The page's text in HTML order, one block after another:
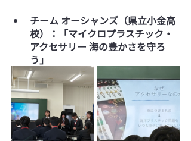
チーム オーシャンズ（県立小金高
校）：「マイクロプラスチック・
アクセサリー 海の豊かさを守ろ
う」